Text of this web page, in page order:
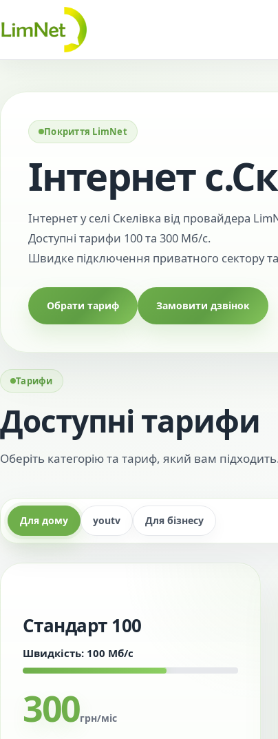
Перейти до контенту
Покриття LimNet
Інтернет
Інтернет у селі Скелівка від провайдера
Доступні тарифи 100 та 300 Мб/с.
Швидке підключення приватного сектору
Обрати тариф Замовити дзвінок
Тарифи
Доступні тарифи
Оберіть категорію та тариф, який вам
Для дому youtv Для бізнесу
Стандарт 100
Швидкість: 100 Мб/с
300грн/міс